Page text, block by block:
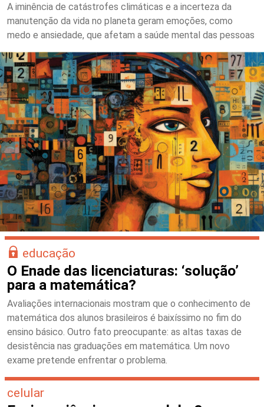
A iminência de catástrofes climáticas e a incerteza da
manutenção da vida no planeta geram emoções, como
medo e ansiedade, que afetam a saúde mental das pessoas
educação
O Enade das licenciaturas: ‘solução’
para a matemática?
Avaliações internacionais mostram que o conhecimento de
matemática dos alunos brasileiros é baixíssimo no fim do
ensino básico. Outro fato preocupante: as altas taxas de
desistência nas graduações em matemática. Um novo
exame pretende enfrentar o problema.
celular